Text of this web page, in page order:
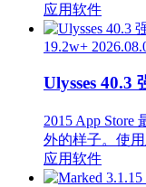
应用软件
19.2w+
Ulysses 40.3
2015 App
外的样子。使
应用软件